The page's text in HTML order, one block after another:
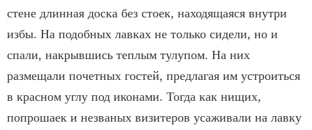
стене длинная доска без стоек, находящаяся внутри
избы. На подобных лавках не только сидели, но и
спали, накрывшись теплым тулупом. На них
размещали почетных гостей, предлагая им устроиться
в красном углу под иконами. Тогда как нищих,
попрошаек и незваных визитеров усаживали на лавку